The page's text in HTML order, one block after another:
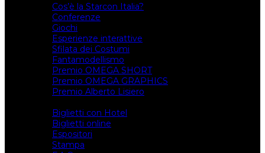
Cos’è la Starcon Italia?
Conferenze
Giochi
Esperienze interattive
Sfilata dei Costumi
Fantamodellismo
Premio OMEGA SHORT
Premio OMEGA GRAPHICS
Premio Alberto Lisiero
Biglietti con Hotel
Biglietti online
Espositori
Stampa